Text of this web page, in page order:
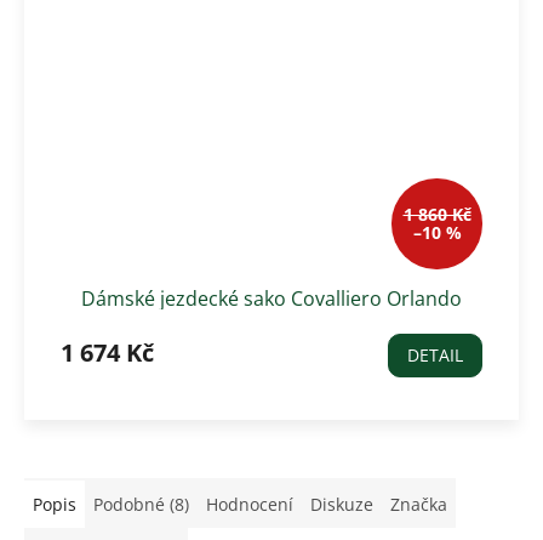
1 860 Kč
–10 %
Dámské jezdecké sako Covalliero Orlando
1 674 Kč DETAIL
Popis Podobné (8) Hodnocení Diskuze Značka